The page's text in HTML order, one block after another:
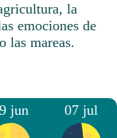
la
emociones de
las mareas.
jun 07 jul